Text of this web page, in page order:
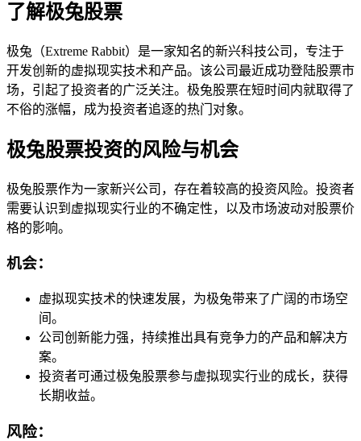
了解极兔股票
极兔（Extreme Rabbit）是一家知名的新兴科技公司，专注于
开发创新的虚拟现实技术和产品。该公司最近成功登陆股票市
场，引起了投资者的广泛关注。极兔股票在短时间内就取得了
不俗的涨幅，成为投资者追逐的热门对象。
极兔股票投资的风险与机会
极兔股票作为一家新兴公司，存在着较高的投资风险。投资者
需要认识到虚拟现实行业的不确定性，以及市场波动对股票价
格的影响。
机会：
虚拟现实技术的快速发展，为极兔带来了广阔的市场空
间。
公司创新能力强，持续推出具有竞争力的产品和解决方
案。
投资者可通过极兔股票参与虚拟现实行业的成长，获得
长期收益。
风险：